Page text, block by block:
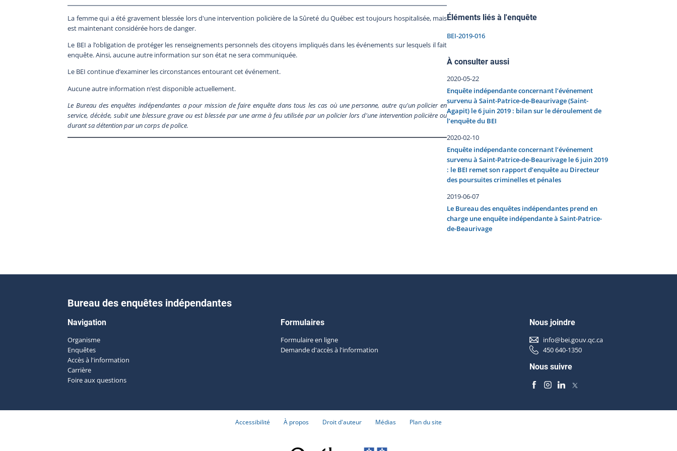
La femme qui a été gravement blessée lors d'une intervention policière de la Sûreté du Québec est toujours hospitalisée, mais
est maintenant considérée hors de danger.
Le BEI a l’obligation de protéger les renseignements personnels des citoyens impliqués dans les événements sur lesquels il fait
enquête. Ainsi, aucune autre information sur son état ne sera communiquée.
Le BEI continue d’examiner les circonstances entourant cet événement.
Aucune autre information n’est disponible actuellement.
Le Bureau des enquêtes indépendantes a pour mission de faire enquête dans tous les cas où une personne, autre qu'un policier en
service, décède, subit une blessure grave ou est blessée par une arme à feu utilisée par un policier lors d'une intervention policière ou
durant sa détention par un corps de police.
Éléments liés à l'enquête
BEI-2019-016
À consulter aussi
2020-05-22
Enquête indépendante concernant l’événement
survenu à Saint-Patrice-de-Beaurivage (Saint-
Agapit) le 6 juin 2019 : bilan sur le déroulement de
l’enquête du BEI
2020-02-10
Enquête indépendante concernant l’événement
survenu à Saint-Patrice-de-Beaurivage le 6 juin 2019
: le BEI remet son rapport d’enquête au Directeur
des poursuites criminelles et pénales
2019-06-07
Le Bureau des enquêtes indépendantes prend en
charge une enquête indépendante à Saint-Patrice-
de-Beaurivage
Bureau des enquêtes indépendantes
Navigation
Organisme
Enquêtes
Accès à l'information
Carrière
Foire aux questions
Formulaires
Formulaire en ligne
Demande d'accès à l'information
Nous joindre
info@bei.gouv.qc.ca
450 640-1350
Nous suivre
Accessibilité À propos Droit d'auteur Médias Plan du site